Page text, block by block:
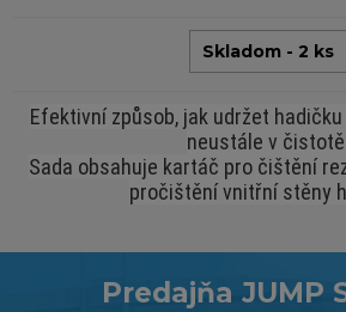
Skladom - 2 ks
Efektivní způsob, jak udržet
neustále v
Sada obsahuje kartáč pro čištění
pročištění vnitřní stěny
Predajňa JUMP